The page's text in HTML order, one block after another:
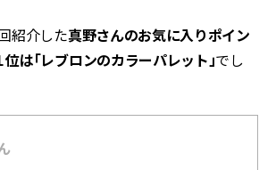
紹介した真野さんのお気に入りポイン
は「レブロンのカラーパレット」でし